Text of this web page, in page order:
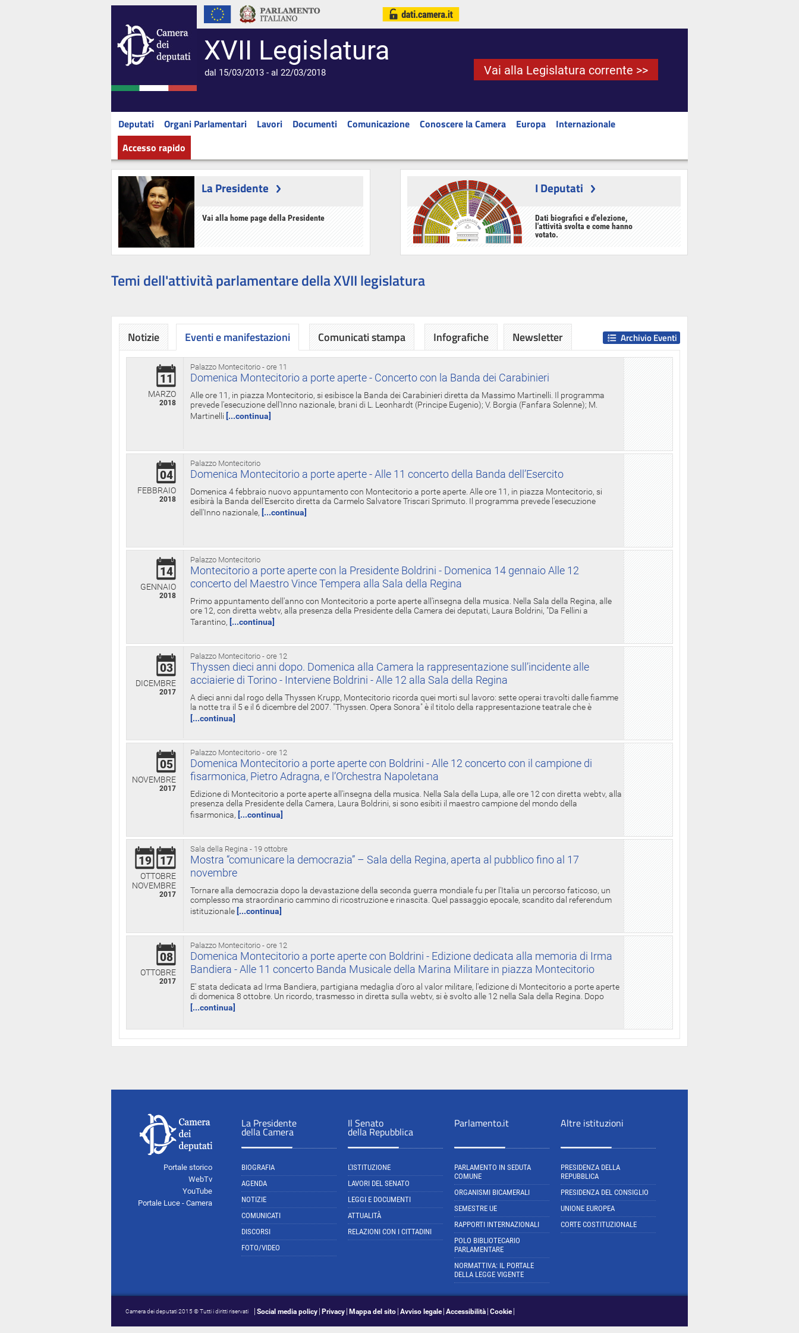
XVII Legislatura
dal 15/03/2013 - al 22/03/2018 Vai alla Legislatura corrente >>
Deputati Organi Parlamentari Lavori Documenti Comunicazione Conoscere la Camera Europa
Internazionale
Accesso rapido
La Presidente
Vai alla home page della Presidente
I Deputati
Dati biografici e d'elezione,
l'attività svolta e come hanno
votato.
Temi dell'attività parlamentare della XVII legislatura
Notizie Eventi e manifestazioni
Palazzo Montecitorio - ore 11
11
MARZO
2018
Domenica Montecitorio a porte aperte - Concerto con la Banda dei Carabinieri
Alle ore 11, in piazza Montecitorio, si esibisce la Banda dei Carabinieri diretta da Massimo Martinelli. Il programma
prevede l'esecuzione dell'Inno nazionale, brani di L. Leonhardt (Principe Eugenio); V. Borgia (Fanfara Solenne); M.
Martinelli [...continua]
Palazzo Montecitorio
04
FEBBRAIO
2018
Domenica Montecitorio a porte aperte - Alle 11 concerto della Banda dell’Esercito
Domenica 4 febbraio nuovo appuntamento con Montecitorio a porte aperte. Alle ore 11, in piazza Montecitorio, si
esibirà la Banda dell'Esercito diretta da Carmelo Salvatore Triscari Sprimuto. Il programma prevede l'esecuzione
dell'Inno nazionale, [...continua]
Palazzo Montecitorio
14
GENNAIO
2018
Montecitorio a porte aperte con la Presidente Boldrini - Domenica 14 gennaio Alle 12
concerto del Maestro Vince Tempera alla Sala della Regina
Primo appuntamento dell'anno con Montecitorio a porte aperte all'insegna della musica. Nella Sala della Regina, alle
ore 12, con diretta webtv, alla presenza della Presidente della Camera dei deputati, Laura Boldrini, "Da Fellini a
Tarantino, [...continua]
Palazzo Montecitorio - ore 12
03
DICEMBRE
2017
Thyssen dieci anni dopo. Domenica alla Camera la rappresentazione sull’incidente alle
acciaierie di Torino - Interviene Boldrini - Alle 12 alla Sala della Regina
A dieci anni dal rogo della Thyssen Krupp, Montecitorio ricorda quei morti sul lavoro: sette operai travolti dalle fiamme
la notte tra il 5 e il 6 dicembre del 2007. "Thyssen. Opera Sonora" è il titolo della rappresentazione teatrale che è
[...continua]
Palazzo Montecitorio - ore 12
05
NOVEMBRE
2017
Domenica Montecitorio a porte aperte con Boldrini - Alle 12 concerto con il campione di
fisarmonica, Pietro Adragna, e l’Orchestra Napoletana
Edizione di Montecitorio a porte aperte all'insegna della musica. Nella Sala della Lupa, alle ore 12 con diretta webtv, alla
presenza della Presidente della Camera, Laura Boldrini, si sono esibiti il maestro campione del mondo della
fisarmonica, [...continua]
Sala della Regina - 19 ottobre
19 17
OTTOBRE
NOVEMBRE
2017
Mostra “comunicare la democrazia” – Sala della Regina, aperta al pubblico fino al 17
novembre
Tornare alla democrazia dopo la devastazione della seconda guerra mondiale fu per l'Italia un percorso faticoso, un
complesso ma straordinario cammino di ricostruzione e rinascita. Quel passaggio epocale, scandito dal referendum
istituzionale [...continua]
Palazzo Montecitorio - ore 12
08
OTTOBRE
2017
Domenica Montecitorio a porte aperte con Boldrini - Edizione dedicata alla memoria di Irma
Bandiera - Alle 11 concerto Banda Musicale della Marina Militare in piazza Montecitorio
E' stata dedicata ad Irma Bandiera, partigiana medaglia d'oro al valor militare, l'edizione di Montecitorio a porte aperte
di domenica 8 ottobre. Un ricordo, trasmesso in diretta sulla webtv, si è svolto alle 12 nella Sala della Regina. Dopo
[...continua]
Archivio Eventi
Comunicati stampa Infografiche Newsletter
Portale storico
WebTv
YouTube
Portale Luce - Camera
La Presidente
della Camera
BIOGRAFIA
AGENDA
NOTIZIE
COMUNICATI
DISCORSI
FOTO/VIDEO
Il Senato
della Repubblica
L'ISTITUZIONE
LAVORI DEL SENATO
LEGGI E DOCUMENTI
ATTUALITÀ
RELAZIONI CON I CITTADINI
Parlamento.it
PARLAMENTO IN SEDUTA
COMUNE
ORGANISMI BICAMERALI
SEMESTRE UE
RAPPORTI INTERNAZIONALI
POLO BIBLIOTECARIO
PARLAMENTARE
NORMATTIVA: IL PORTALE
DELLA LEGGE VIGENTE
Altre istituzioni
PRESIDENZA DELLA
REPUBBLICA
PRESIDENZA DEL CONSIGLIO
UNIONE EUROPEA
CORTE COSTITUZIONALE
Camera dei deputati 2015 © Tutti i diritti riservati Social media policy Privacy Mappa del sito Avviso legale Accessibilità Cookie